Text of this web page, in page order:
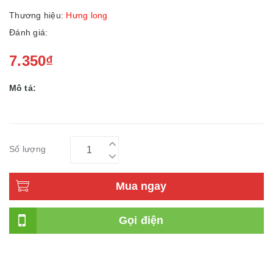
Thương hiệu: Hưng long
Đánh giá:
7.350₫
Mô tả:
Số lượng
Mua ngay
Gọi điện